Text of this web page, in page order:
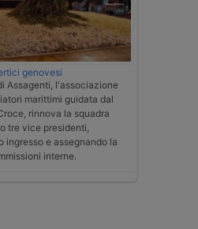
genovesi
Assagenti, l'associazione
marittimi guidata dal
rinnova la squadra
tre vice presidenti,
ingresso e assegnando la
interne.